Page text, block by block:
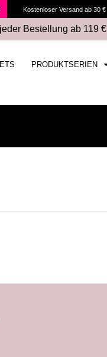
Kostenloser Versand ab 30 €
Bestellung ab 119 €
PRODUKTSERIEN